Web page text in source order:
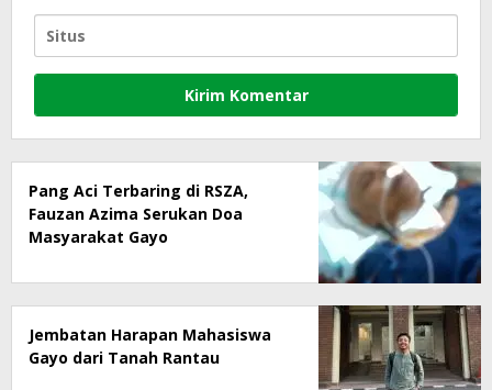
Pang Aci Terbaring di RSZA,
Fauzan Azima Serukan Doa
Masyarakat Gayo
Jembatan Harapan Mahasiswa
Gayo dari Tanah Rantau